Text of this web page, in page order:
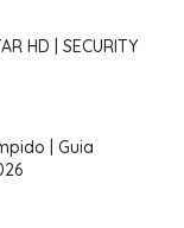
HD | SECURITY
| Guia